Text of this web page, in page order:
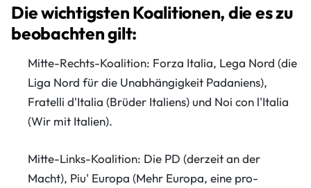
Die wichtigsten Koalitionen, die es zu
beobachten gilt:
Mitte-Rechts-Koalition: Forza Italia, Lega Nord (die
Liga Nord für die Unabhängigkeit Padaniens),
Fratelli d'Italia (Brüder Italiens) und Noi con l'Italia
(Wir mit Italien).
Mitte-Links-Koalition: Die PD (derzeit an der
Macht), Piu' Europa (Mehr Europa, eine pro-